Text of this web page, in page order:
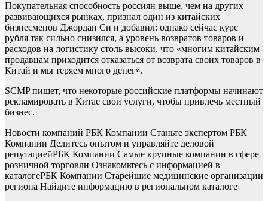
Покупательная способность россиян выше, чем на других
развивающихся рынках, признал один из китайских
бизнесменов Джордан Си и добавил: однако сейчас курс
рубля так сильно снизился, а уровень возвратов товаров и
расходов на логистику столь высоки, что «многим китайским
продавцам приходится отказаться от возврата своих товаров в
Китай и мы теряем много денег».
SCMP пишет, что некоторые российские платформы начинают
рекламировать в Китае свои услуги, чтобы привлечь местный
бизнес.
Новости компаний РБК Компании Станьте экспертом РБК
Компании Делитесь опытом и управляйте деловой
репутациейРБК Компании Самые крупные компании в сфере
розничной торговли Ознакомьтесь с информацией в
каталогеРБК Компании Старейшие медицинские организации
региона Найдите информацию в региональном каталоге